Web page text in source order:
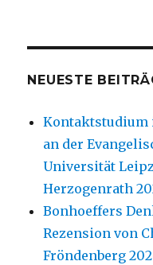
NEUESTE
Kontaktstudium
an der
Universität
Herzogenrath
Bonhoeffers
Rezension von
Fröndenberg